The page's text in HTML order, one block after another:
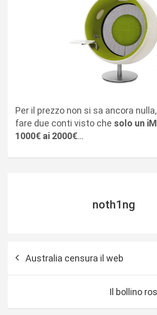
Per il prezzo non si sa ancora
fare due conti visto che solo un
1000€ ai 2000€…
noth1ng
Australia censura il web
Il bollino